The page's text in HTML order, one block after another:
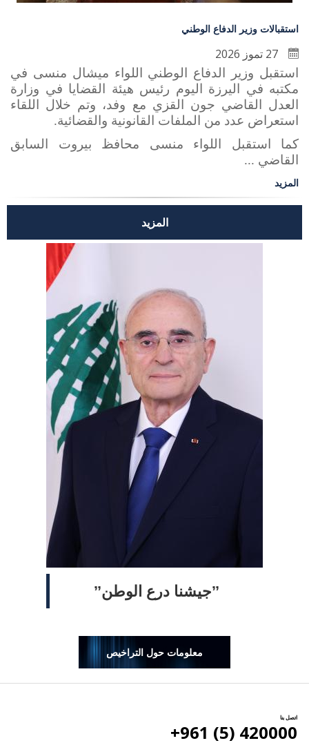
ˮجيشنا درع الوطنˮ
معلومات حول التراخيص
استقبالات وزير الدفاع الوطني
استقبل وزير الدفاع الوطني اللواء ميشال منسى في
مكتبه في اليرزة اليوم رئيس هيئة القضايا في وزارة
العدل القاضي جون القزي مع وفد، وتم خلال اللقاء
استعراض عدد من الملفات القانونية والقضائية.
كما استقبل اللواء منسى محافظ بيروت السابق
القاضي ...
المزيد
المزيد
اتصل بنا
420000 (5) 961+